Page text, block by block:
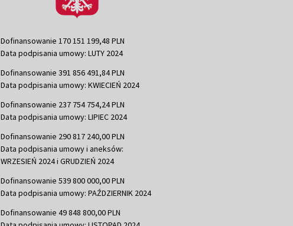
Dofinansowanie 170 151 199,48 PLN
Data podpisania umowy: LUTY 2024
Dofinansowanie 391 856 491,84 PLN
Data podpisania umowy: KWIECIEŃ 2024
Dofinansowanie 237 754 754,24 PLN
Data podpisania umowy: LIPIEC 2024
Dofinansowanie 290 817 240,00 PLN
Data podpisania umowy i aneksów:
WRZESIEŃ 2024 i GRUDZIEŃ 2024
Dofinansowanie 539 800 000,00 PLN
Data podpisania umowy: PAŹDZIERNIK 2024
Dofinansowanie 49 848 800,00 PLN